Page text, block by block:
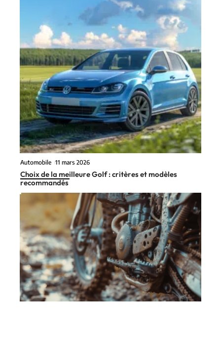
Automobile 11 mars 2026
Choix de la meilleure Golf : critères et modèles
recommandés